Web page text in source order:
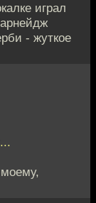
играл
- жуткое